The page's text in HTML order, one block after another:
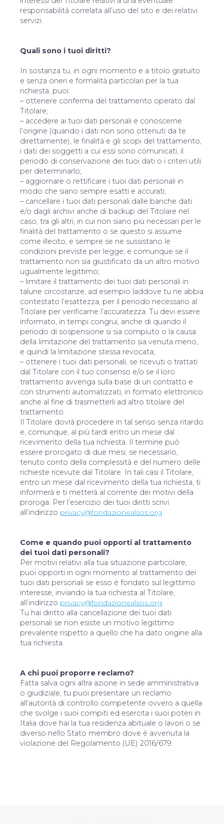
responsabilità correlata all’uso del sito e dei relativi
servizi.
Quali sono i tuoi diritti?
In sostanza tu, in ogni momento e a titolo gratuito
e senza oneri e formalità particolari per la tua
richiesta, puoi:
– ottenere conferma del trattamento operato dal
Titolare;
– accedere ai tuoi dati personali e conoscerne
l’origine (quando i dati non sono ottenuti da te
direttamente), le finalità e gli scopi del trattamento,
i dati dei soggetti a cui essi sono comunicati, il
periodo di conservazione dei tuoi dati o i criteri utili
per determinarlo;
– aggiornare o rettificare i tuoi dati personali in
modo che siano sempre esatti e accurati;
– cancellare i tuoi dati personali dalle banche dati
e/o dagli archivi anche di backup del Titolare nel
caso, tra gli altri, in cui non siano più necessari per le
finalità del trattamento o se questo si assume
come illecito, e sempre se ne sussistano le
condizioni previste per legge; e comunque se il
trattamento non sia giustificato da un altro motivo
ugualmente legittimo;
– limitare il trattamento dei tuoi dati personali in
talune circostanze, ad esempio laddove tu ne abbia
contestato l’esattezza, per il periodo necessario al
Titolare per verificarne l’accuratezza. Tu devi essere
informato, in tempi congrui, anche di quando il
periodo di sospensione si sia compiuto o la causa
della limitazione del trattamento sia venuta meno,
e quindi la limitazione stessa revocata;
– ottenere i tuoi dati personali, se ricevuti o trattati
dal Titolare con il tuo consenso e/o se il loro
trattamento avvenga sulla base di un contratto e
con strumenti automatizzati, in formato elettronico
anche al fine di trasmetterli ad altro titolare del
trattamento.
Il Titolare dovrà procedere in tal senso senza ritardo
e, comunque, al più tardi entro un mese dal
ricevimento della tua richiesta. Il termine può
essere prorogato di due mesi, se necessario,
tenuto conto della complessità e del numero delle
richieste ricevute dal Titolare. In tali casi il Titolare,
entro un mese dal ricevimento della tua richiesta, ti
informerà e ti metterà al corrente dei motivi della
proroga. Per l’esercizio dei tuoi diritti scrivi
all’indirizzo privacy@fondazionealsos.org
Come e quando puoi opporti al trattamento
dei tuoi dati personali?
Per motivi relativi alla tua situazione particolare,
puoi opporti in ogni momento al trattamento dei
tuoi dati personali se esso è fondato sul legittimo
interesse, inviando la tua richiesta al Titolare,
all’indirizzo privacy@fondazionealsos.org.
Tu hai diritto alla cancellazione dei tuoi dati
personali se non esiste un motivo legittimo
prevalente rispetto a quello che ha dato origine alla
tua richiesta.
A chi puoi proporre reclamo?
Fatta salva ogni altra azione in sede amministrativa
o giudiziale, tu puoi presentare un reclamo
all’autorità di controllo competente ovvero a quella
che svolge i suoi compiti ed esercita i suoi poteri in
Italia dove hai la tua residenza abituale o lavori o se
diverso nello Stato membro dove è avvenuta la
violazione del Regolamento (UE) 2016/679.